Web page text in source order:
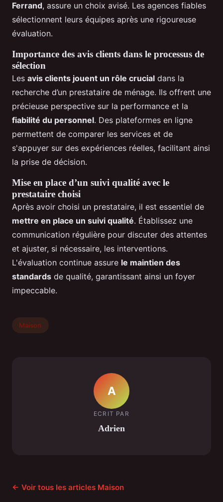
Ferrand, assure un choix avisé. Les agences fiables
sélectionnent leurs équipes après une rigoureuse
évaluation.
Importance des avis clients dans le processus de
sélection
Les avis clients jouent un rôle crucial dans la
recherche d’un prestataire de ménage. Ils offrent une
précieuse perspective sur la performance et la
fiabilité du personnel. Des plateformes en ligne
permettent de comparer les services et de
s'appuyer sur des expériences réelles, facilitant ainsi
la prise de décision.
Mise en place d’un suivi qualité avec le
prestataire choisi
Après avoir choisi un prestataire, il est essentiel de
mettre en place un suivi qualité. Établissez une
communication régulière pour discuter des attentes
et ajuster, si nécessaire, les interventions.
L'évaluation continue assure le maintien des
standards de qualité, garantissant ainsi un foyer
impeccable.
Maison
A
ECRIT PAR
Adrien
← Voir tous les articles Maison